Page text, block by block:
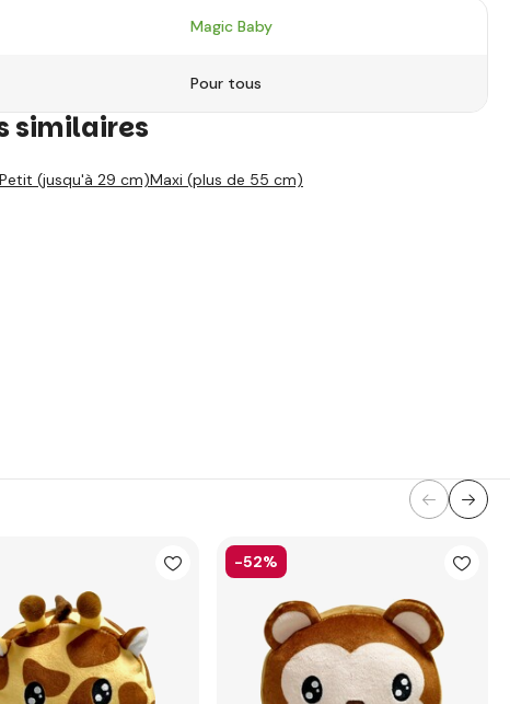
Magic Baby
Pour tous
similaires
Petit (jusqu'à 29 cm)Maxi (plus de 55 cm)
-52%